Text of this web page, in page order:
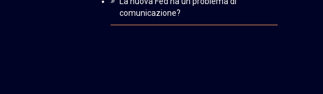
comunicazione?